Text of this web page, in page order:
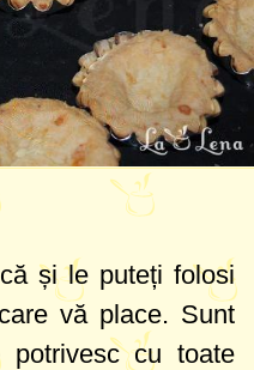
și le puteți folosi
vă place. Sunt
cu toate